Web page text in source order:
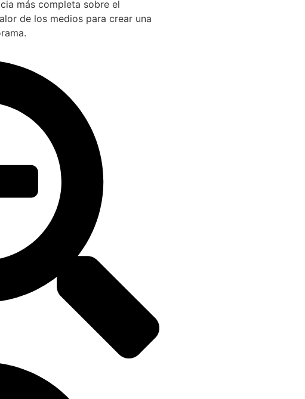
más completa sobre el
de los medios para crear una